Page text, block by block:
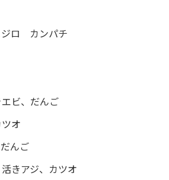
ロ カンパチ
ビ、だんご
オ
んご
きアジ、カツオ